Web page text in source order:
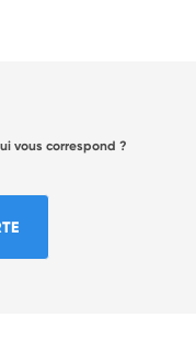
vous correspond ?